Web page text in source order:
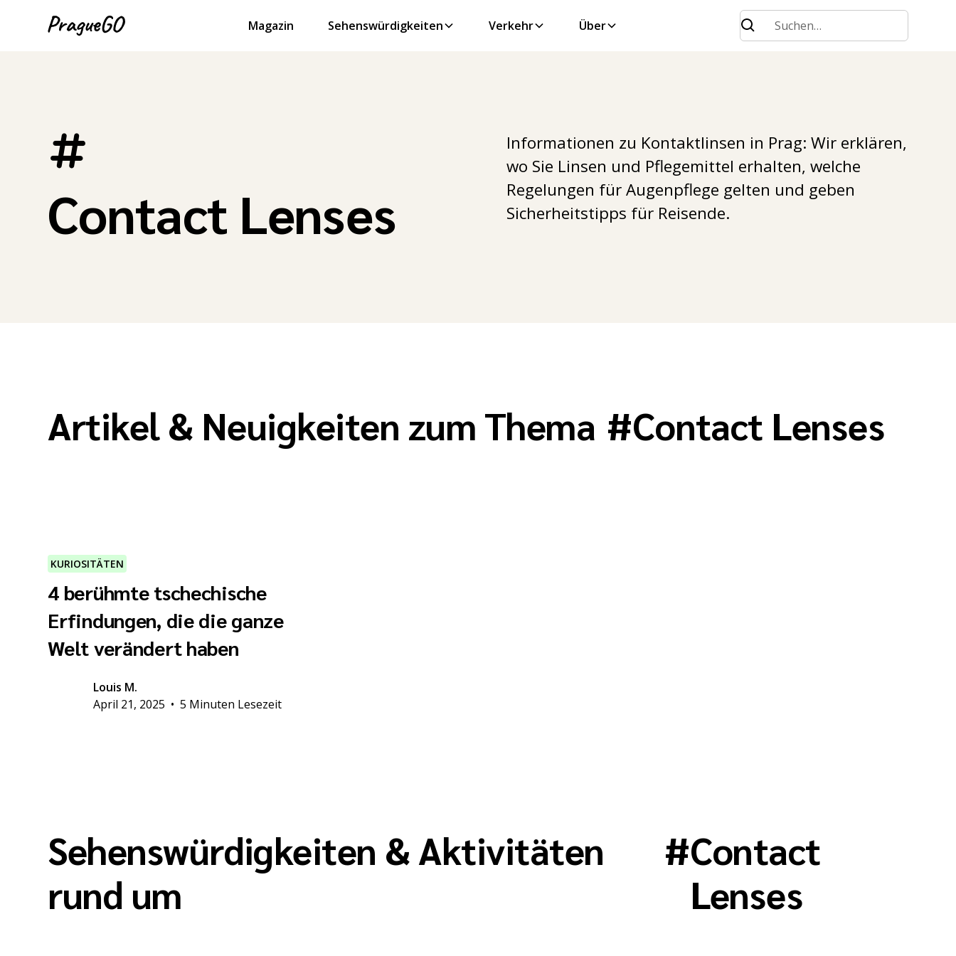
Magazin Sehenswürdigkeiten Verkehr Über
Contact Lenses
Informationen zu Kontaktlinsen in Prag: Wir erklären,
wo Sie Linsen und Pflegemittel erhalten, welche
Regelungen für Augenpflege gelten und geben
Sicherheitstipps für Reisende.
Artikel & Neuigkeiten zum Thema #Contact Lenses
KURIOSITÄTEN
4 berühmte tschechische
Erfindungen, die die ganze
Welt verändert haben
Louis M.
April 21, 2025 • 5 Minuten Lesezeit
Sehenswürdigkeiten & Aktivitäten
rund um
#Contact
Lenses